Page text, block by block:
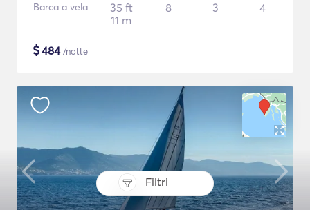
Filtri
Barca a vela
35 ft
11 m
8 3 4
$484/notte